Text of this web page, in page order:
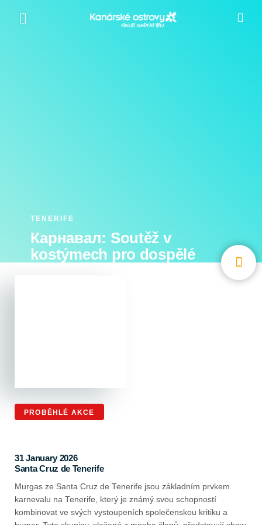
hlavnímu
Карнавал: Soutěž v
kostýmech pro dospělé
TENERIFE
PROBĚHLÉ AKCE
31 January 2026
Localidad
Santa Cruz de Tenerife
Descripción
del
evento
Murgas ze Santa Cruz de Tenerife jsou základním prvkem
karnevalu na Tenerife, který je známý svou schopností
kombinovat ve svých vystoupeních společenskou kritiku a